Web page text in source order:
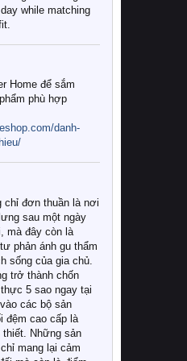
while matching
Home để sắm
phù hợp
danh-
chỉ đơn thuần là nơi
sau một ngày
mà đây còn là
phản ánh gu thẩm
sống của gia chủ.
trở thành chốn
5 sao ngay tại
các bộ sản
đệm cao cấp là
thiết. Những sản
mang lại cảm